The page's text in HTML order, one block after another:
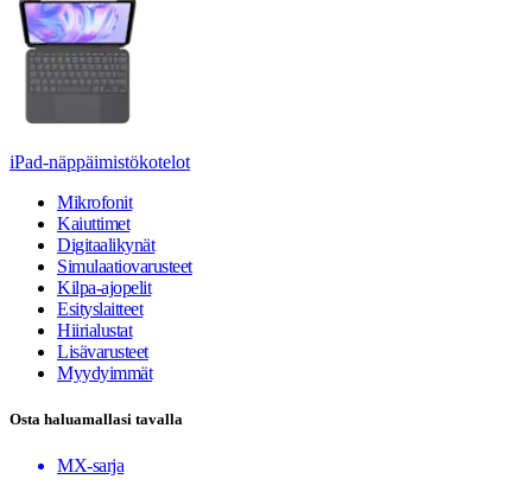
iPad-näppäimistökotelot
Mikrofonit
Kaiuttimet
Digitaalikynät
Simulaatiovarusteet
Kilpa-ajopelit
Esityslaitteet
Hiirialustat
Lisävarusteet
Myydyimmät
Osta haluamallasi tavalla
MX-sarja